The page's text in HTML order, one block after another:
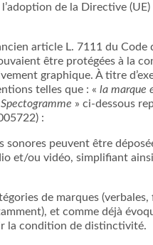
de la Directive
article L. 7111 du
être protégées à la
graphique. À titre
telles que : «la marque
» ci-dessous
:
sonores peuvent être
et/ou vidéo, simplifiant
de marques
et comme déjà
la condition de distinctivité.